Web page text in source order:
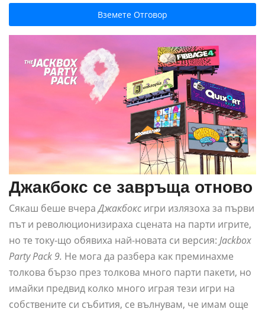
Вземете Отговор
Джакбокс се завръща отново
Сякаш беше вчераДжакбокс игри излязоха за първи
път и революционизираха сцената на парти игрите,
но те току-що обявиха най-новата си версия: Jackbox
Party Pack 9. Не мога да разбера как преминахме
толкова бързо през толкова много парти пакети, но
имайки предвид колко много играя тези игри на
собствените си събития, се вълнувам, че имам още